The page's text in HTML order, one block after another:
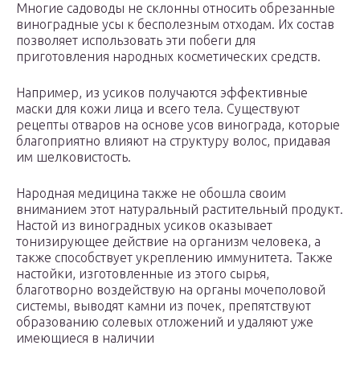
Многие садоводы не склонны относить обрезанные
виноградные усы к бесполезным отходам. Их состав
позволяет использовать эти побеги для
приготовления народных косметических средств.
Например, из усиков получаются эффективные
маски для кожи лица и всего тела. Существуют
рецепты отваров на основе усов винограда, которые
благоприятно влияют на структуру волос, придавая
им шелковистость.
Народная медицина также не обошла своим
вниманием этот натуральный растительный продукт.
Настой из виноградных усиков оказывает
тонизирующее действие на организм человека, а
также способствует укреплению иммунитета. Также
настойки, изготовленные из этого сырья,
благотворно воздействую на органы мочеполовой
системы, выводят камни из почек, препятствуют
образованию солевых отложений и удаляют уже
имеющиеся в наличии